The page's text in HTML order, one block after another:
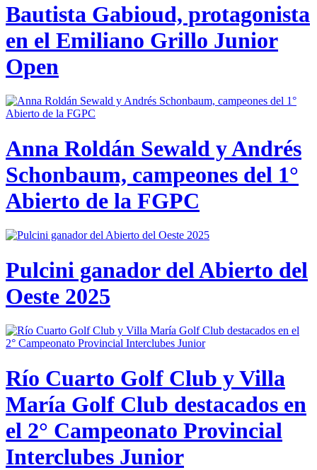
Bautista Gabioud, protagonista
en el Emiliano Grillo Junior
Open
Anna Roldán Sewald y Andrés
Schonbaum, campeones del 1°
Abierto de la FGPC
Pulcini ganador del Abierto del
Oeste 2025
Río Cuarto Golf Club y Villa
María Golf Club destacados en
el 2° Campeonato Provincial
Interclubes Junior